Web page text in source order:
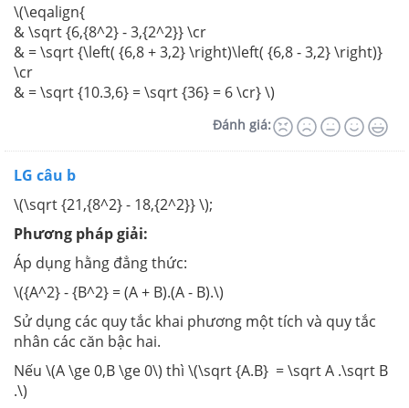
\(\eqalign{
& \sqrt {6,{8^2} - 3,{2^2}} \cr
& = \sqrt {\left( {6,8 + 3,2} \right)\left( {6,8 - 3,2} \right)}
\cr
& = \sqrt {10.3,6} = \sqrt {36} = 6 \cr} \)
Đánh giá:
LG câu b
\(\sqrt {21,{8^2} - 18,{2^2}} \);
Phương pháp giải:
Áp dụng hằng đẳng thức:
\({A^2} - {B^2} = (A + B).(A - B).\)
Sử dụng các quy tắc khai phương một tích và quy tắc
nhân các căn bậc hai.
Nếu \(A \ge 0,B \ge 0\) thì \(\sqrt {A.B} = \sqrt A .\sqrt B
.\)